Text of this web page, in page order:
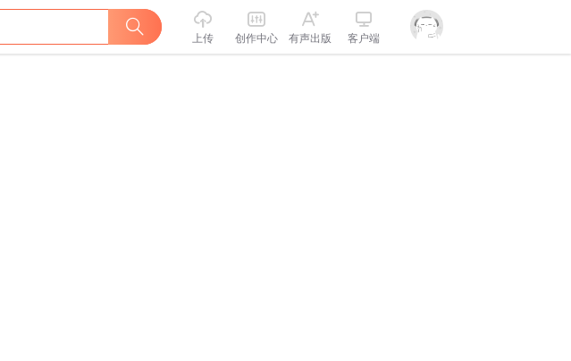
上传 创作中心 有声出版 客户端